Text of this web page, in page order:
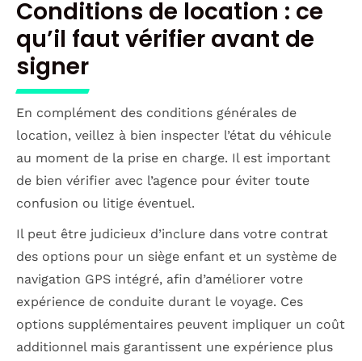
Conditions de location : ce
qu’il faut vérifier avant de
signer
En complément des conditions générales de
location, veillez à bien inspecter l’état du véhicule
au moment de la prise en charge. Il est important
de bien vérifier avec l’agence pour éviter toute
confusion ou litige éventuel.
Il peut être judicieux d’inclure dans votre contrat
des options pour un siège enfant et un système de
navigation GPS intégré, afin d’améliorer votre
expérience de conduite durant le voyage. Ces
options supplémentaires peuvent impliquer un coût
additionnel mais garantissent une expérience plus